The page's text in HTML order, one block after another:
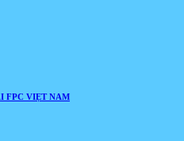
FPC VIỆT NAM